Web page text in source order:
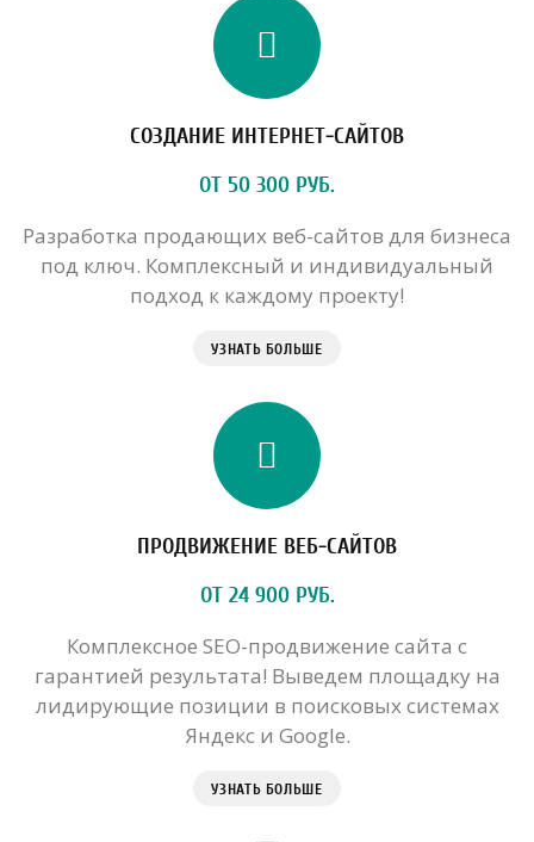
СОЗДАНИЕ ИНТЕРНЕТ-САЙТОВ
ОТ 50 300 РУБ.
Разработка продающих веб-сайтов для бизнеса
под ключ. Комплексный и индивидуальный
подход к каждому проекту!
УЗНАТЬ БОЛЬШЕ
ПРОДВИЖЕНИЕ ВЕБ-САЙТОВ
ОТ 24 900 РУБ.
Комплексное SEO-продвижение сайта с
гарантией результата! Выведем площадку на
лидирующие позиции в поисковых системах
Яндекс и Google.
УЗНАТЬ БОЛЬШЕ